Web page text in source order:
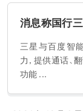
消息称国行
三星与百度智
力，提供通话、
功能 ...